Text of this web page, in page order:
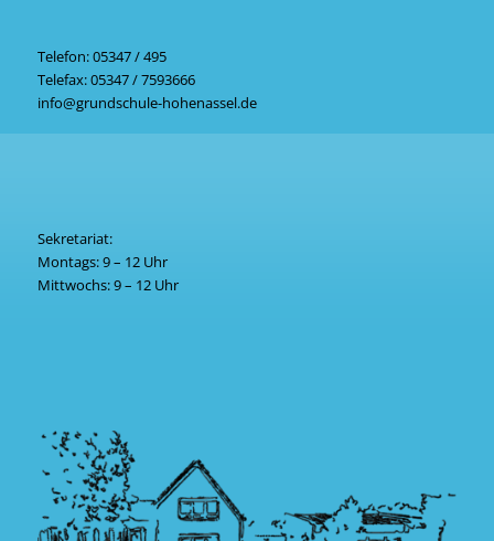
Telefon:05347 / 495
Telefax:05347/ 7593666
info@grundschule-hohenassel.de
Sekretariat:
Montags: 9 – 12 Uhr
Mittwochs: 9 – 12 Uhr